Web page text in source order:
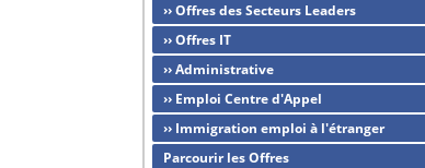
›› Offres des Secteurs Leaders
›› Offres IT
›› Administrative
›› Emploi Centre d'Appel
›› Immigration emploi à l'étranger
Parcourir les Offres